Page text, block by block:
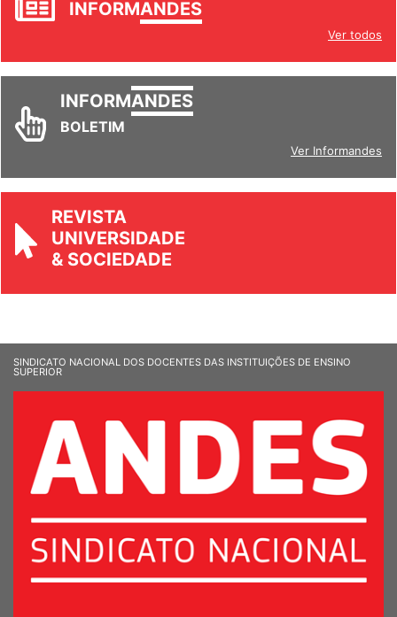
INFORMANDES
Ver todos
INFORMANDES
BOLETIM
Ver Informandes
REVISTA
UNIVERSIDADE
& SOCIEDADE
SINDICATO NACIONAL DOS DOCENTES DAS INSTITUIÇÕES DE ENSINO
SUPERIOR